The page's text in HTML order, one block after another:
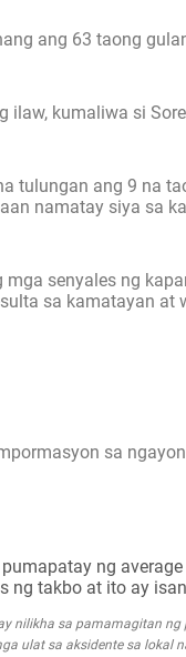
ang 63 taong
ilaw, kumaliwa si
tulungan ang 9 na
namatay siya sa
mga senyales ng
sa kamatayan
sa
ng
ng takbo at ito ay
nilikha sa pamamagitan ng
ulat sa aksidente sa lokal